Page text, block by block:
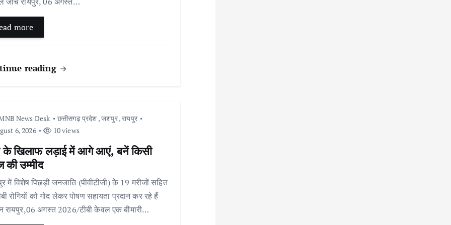
more
reading
News Desk छत्तीसगढ़ प्रदेश ,जशपुर,रायपुर
6, 2026
10 views
के खिलाफ लड़ाई में आगे आएं, बनें किसी
की उम्मीद
में विशेष पिछड़ी जनजाति (पीवीटीजी) के 19 मरीजों सहित
रोगियों को गोद लेकर पोषण सहायता प्रदान कर रहे हैं
रायपुर,06 अगस्त 2026/टीबी केवल एक बीमारी…